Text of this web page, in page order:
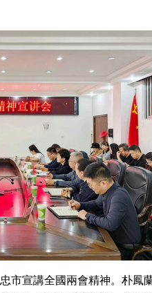
市宣講全國兩會精神。朴鳳